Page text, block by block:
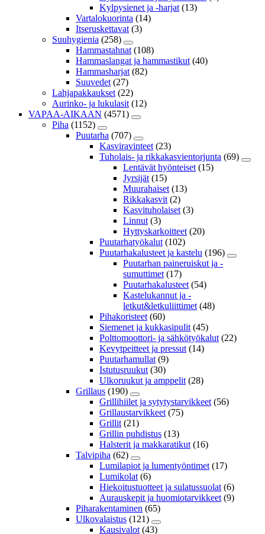
Kylpysienet ja -harjat (13)
Vartalokuorinta (14)
Itseruskettavat (3)
Suuhygienia (258)
Hammastahnat (108)
Hammaslangat ja hammastikut (40)
Hammasharjat (82)
Suuvedet (27)
Lahjapakkaukset (22)
Aurinko- ja lukulasit (12)
VAPAA-AIKAAN (4571)
Piha (1152)
Puutarha (707)
Kasviravinteet (23)
Tuholais- ja rikkakasvientorjunta (69)
Lentävät hyönteiset (15)
Jyrsijät (15)
Muurahaiset (13)
Rikkakasvit (2)
Kasvituholaiset (3)
Linnut (3)
Hyttyskarkoitteet (20)
Puutarhatyökalut (102)
Puutarhakalusteet ja kastelu (196)
Puutarhan paineruiskut ja -
sumuttimet (17)
Puutarhakalusteet (54)
Kastelukannut ja -
letkut&letkuliittimet (48)
Pihakoristeet (60)
Siemenet ja kukkasipulit (45)
Polttomoottori- ja sähkötyökalut (22)
Kevytpeitteet ja pressut (14)
Puutarhamullat (9)
Istutusruukut (30)
Ulkoruukut ja amppelit (28)
Grillaus (190)
Grillihiilet ja sytytystarvikkeet (56)
Grillaustarvikkeet (75)
Grillit (21)
Grillin puhdistus (13)
Halsterit ja makkaratikut (16)
Talvipiha (62)
Lumilapiot ja lumentyöntimet (17)
Lumikolat (6)
Hiekoitustuotteet ja sulatussuolat (6)
Aurauskepit ja huomiotarvikkeet (9)
Piharakentaminen (65)
Ulkovalaistus (121)
Kausivalot (43)